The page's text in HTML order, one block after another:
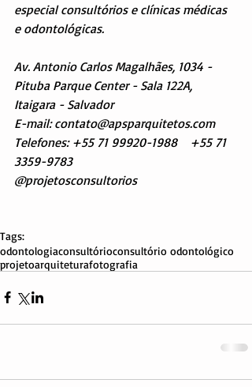
especial consultórios e clínicas médicas
e odontológicas.
Av. Antonio Carlos Magalhães, 1034 -
Pituba Parque Center - Sala 122A,
Itaigara - Salvador
E-mail: contato@apsparquitetos.com
Telefones: +55 71 99920-1988    +55 71
3359-9783
@projetosconsultorios
Tags:
odontologiaconsultórioconsultório odontológico
projetoarquiteturafotografia